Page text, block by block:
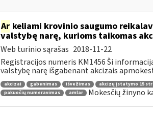
Arkeliami krovinio saugumo
valstybę narę, kurioms taikomas
Web turinio sąrašas 2018-11-22
Registracijos numeris KM1456 Ši
valstybę narę išgabenant akcizais
akcizai gabenimas išvežimas akcizų įstatymo 15 str
pakuočių numeravimas
amlar Mokesčių žinyno